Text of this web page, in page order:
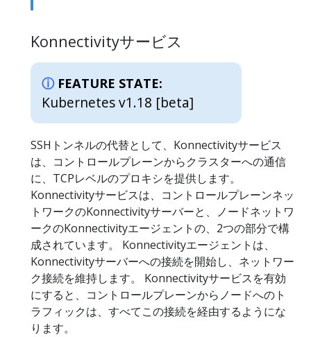
Konnectivityサービス
FEATURE STATE:
Kubernetes v1.18 [beta]
SSHトンネルの代替として、Konnectivityサービス
は、コントロールプレーンからクラスターへの通信
に、TCPレベルのプロキシを提供します。
Konnectivityサービスは、コントロールプレーンネッ
トワークのKonnectivityサーバーと、ノードネットワ
ークのKonnectivityエージェントの、2つの部分で構
成されています。 Konnectivityエージェントは、
Konnectivityサーバーへの接続を開始し、ネットワー
ク接続を維持します。 Konnectivityサービスを有効
にすると、コントロールプレーンからノードへのト
ラフィックは、すべてこの接続を経由するようにな
ります。